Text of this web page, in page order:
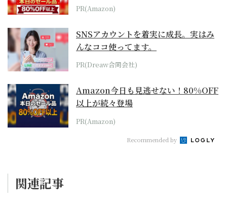
本気が...
PR(Amazon)
SNSアカウントを着実に成長。実はみ
んなココ使ってます。
PR(Dreaw合同会社)
Amazon今日も見逃せない！80%OFF
以上が続々登場
PR(Amazon)
Recommended by
関連記事